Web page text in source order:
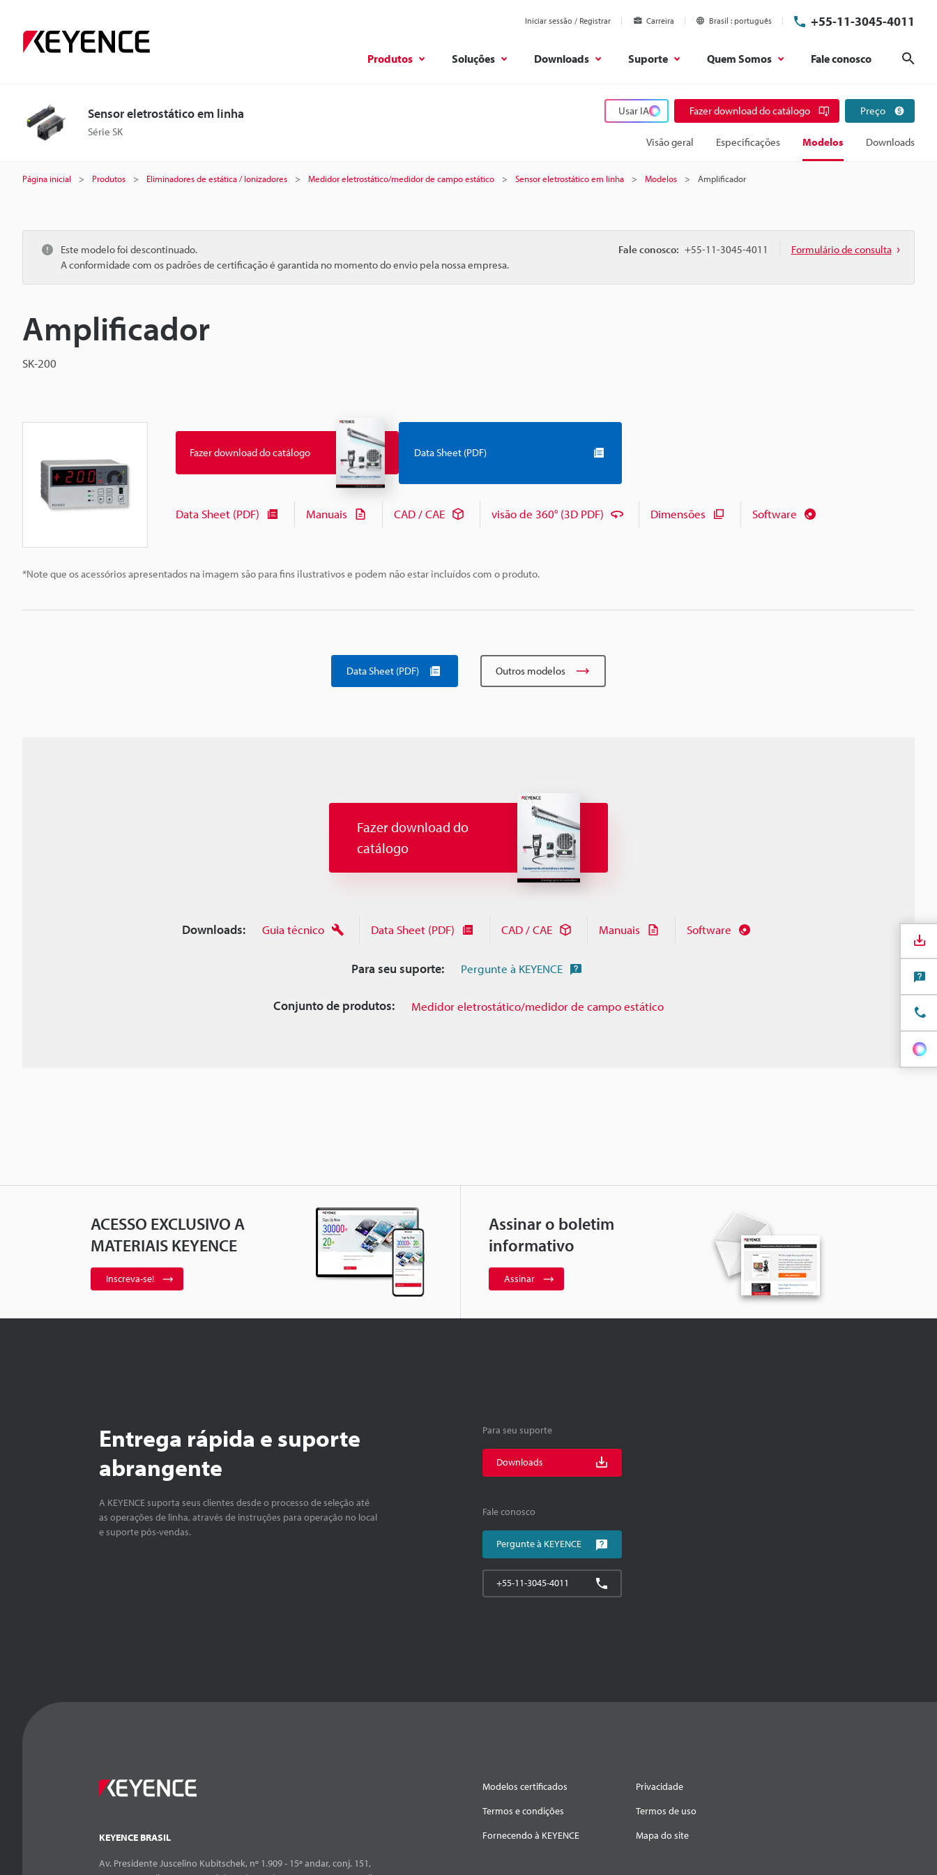
Iniciar sessão / Registrar Carreira Brasil português +55-11-3045-4011
Produtos Soluções Downloads Suporte Quem Somos Fale conosco
Sensor eletrostático em linha
Série SK
Usar IA Fazer download do catálogo Preço
Visão geral Especificações Modelos Downloads
Página inicial Produtos Eliminadores de estática / Ionizadores Medidor eletrostático/medidor de campo estático Sensor eletrostático em linha Modelos Amplificador
Este modelo foi descontinuado.
A conformidade com os padrões de certificação é garantida no momento do envio pela nossa empresa.
Fale conosco: +55-11-3045-4011 Formulário de consulta
Amplificador
SK-200
*Note que os acessórios apresentados na imagem são para fins ilustrativos e podem não estar incluídos com o produto.
Fazer download do catálogo Data Sheet (PDF)
Data Sheet (PDF) Manuais CAD / CAE visão de 360° (3D PDF) Dimensões Software
Data Sheet (PDF) Outros modelos
Fazer download do
catálogo
Downloads: Guia técnico Data Sheet (PDF) CAD / CAE Manuais Software
Para seu suporte: Pergunte à KEYENCE
Conjunto de produtos: Medidor eletrostático/medidor de campo estático
ACESSO EXCLUSIVO A
MATERIAIS KEYENCE
Inscreva-se!
Assinar o boletim
informativo
Assinar
Entrega rápida e suporte
abrangente
A KEYENCE suporta seus clientes desde o processo de seleção até
as operações de linha, através de instruções para operação no local
e suporte pós-vendas.
Para seu suporte
Downloads
Fale conosco
Pergunte à KEYENCE
+55-11-3045-4011
KEYENCE BRASIL
Av. Presidente Juscelino Kubitschek, nº 1.909 - 15º andar, conj. 151,
Modelos certificados
Privacidade
Termos e condições
Termos de uso
Fornecendo à KEYENCE
Mapa do site